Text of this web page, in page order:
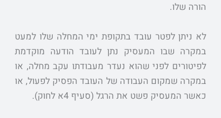
הורה שלו.
לא ניתן לפטר עובד בתקופת ימי המחלה שלו למעט
במקרה שבו המעסיק נתן לעובד הודעה מוקדמת
לפיטורים לפני שהוא נעדר מעבודתו עקב מחלה, או
במקרה שמקום העבודה של העובד הפסיק לפעול, או
כאשר המעסיק פשט את הרגל (סעיף 4א לחוק).